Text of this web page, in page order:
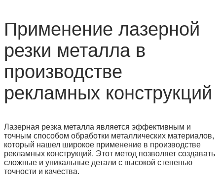
Применение лазерной
резки металла в
производстве
рекламных конструкций
Лазерная резка металла является эффективным и
точным способом обработки металлических материалов,
который нашел широкое применение в производстве
рекламных конструкций. Этот метод позволяет создавать
сложные и уникальные детали с высокой степенью
точности и качества.